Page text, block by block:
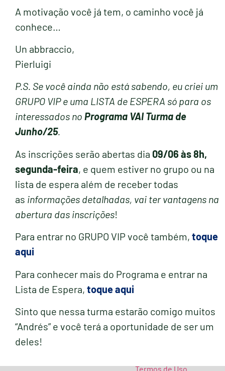
A motivação você já tem, o caminho você já
conhece…
Un abbraccio,
Pierluigi
P.S. Se você ainda não está sabendo, eu criei um
GRUPO VIP e uma LISTA de ESPERA só para os
interessados no Programa VAI Turma de
Junho/25.
As inscrições serão abertas dia 09/06 às 8h,
segunda-feira, e quem estiver no grupo ou na
lista de espera além de receber todas
as informações detalhadas, vai ter vantagens na
abertura das inscrições!
Para entrar no GRUPO VIP você também, toque
aqui
Para conhecer mais do Programa e entrar na
Lista de Espera, toque aqui
Sinto que nessa turma estarão comigo muitos
“Andrés” e você terá a oportunidade de ser um
deles!
Termos de Uso